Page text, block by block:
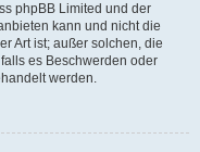
phpBB Limited und der
kann und nicht die
Art ist; außer solchen, die
es Beschwerden oder
werden.